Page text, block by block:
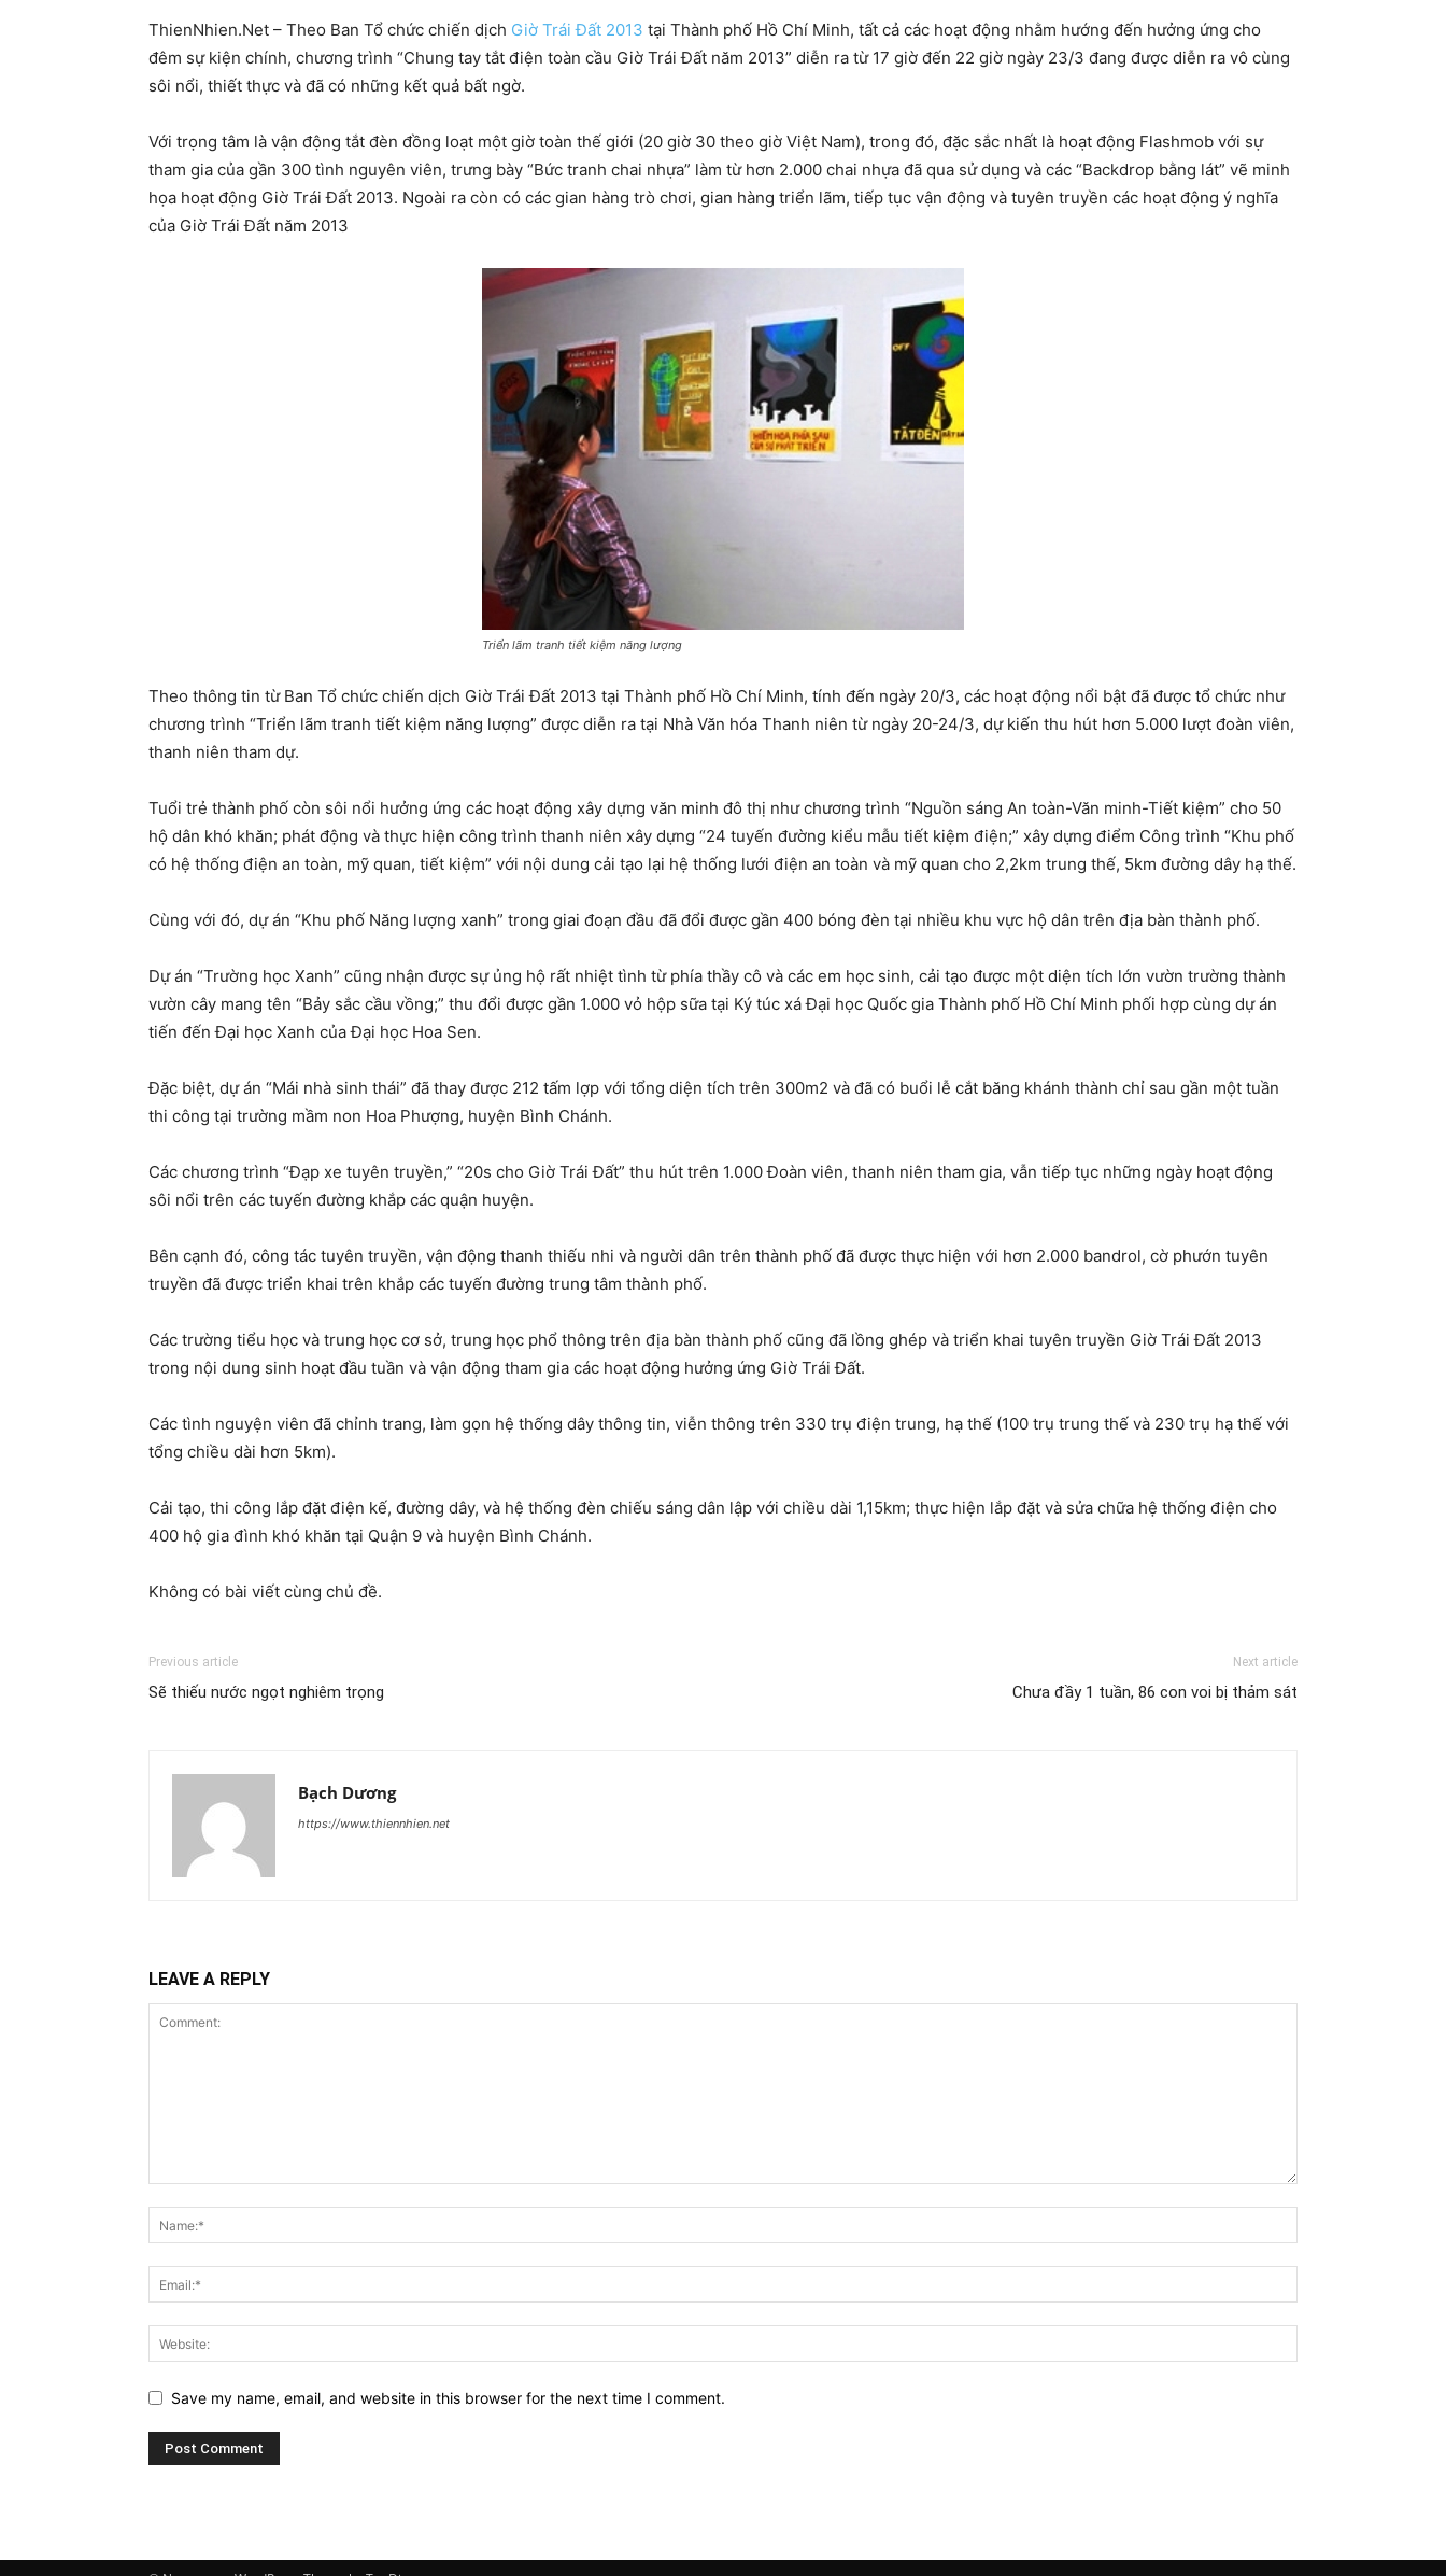
ThienNhien.Net – Theo Ban Tổ chức chiến dịch Giờ Trái Đất 2013 tại Thành phố Hồ Chí Minh, tất cả các hoạt động nhằm hướng đến hưởng ứng cho
đêm sự kiện chính, chương trình “Chung tay tắt điện toàn cầu Giờ Trái Đất năm 2013” diễn ra từ 17 giờ đến 22 giờ ngày 23/3 đang được diễn ra vô cùng
sôi nổi, thiết thực và đã có những kết quả bất ngờ.
Với trọng tâm là vận động tắt đèn đồng loạt một giờ toàn thế giới (20 giờ 30 theo giờ Việt Nam), trong đó, đặc sắc nhất là hoạt động Flashmob với sự
tham gia của gần 300 tình nguyên viên, trưng bày “Bức tranh chai nhựa” làm từ hơn 2.000 chai nhựa đã qua sử dụng và các “Backdrop bằng lát” vẽ minh
họa hoạt động Giờ Trái Đất 2013. Ngoài ra còn có các gian hàng trò chơi, gian hàng triển lãm, tiếp tục vận động và tuyên truyền các hoạt động ý nghĩa
của Giờ Trái Đất năm 2013
Triển lãm tranh tiết kiệm năng lượng
Theo thông tin từ Ban Tổ chức chiến dịch Giờ Trái Đất 2013 tại Thành phố Hồ Chí Minh, tính đến ngày 20/3, các hoạt động nổi bật đã được tổ chức như
chương trình “Triển lãm tranh tiết kiệm năng lượng” được diễn ra tại Nhà Văn hóa Thanh niên từ ngày 20-24/3, dự kiến thu hút hơn 5.000 lượt đoàn viên,
thanh niên tham dự.
Tuổi trẻ thành phố còn sôi nổi hưởng ứng các hoạt động xây dựng văn minh đô thị như chương trình “Nguồn sáng An toàn-Văn minh-Tiết kiệm” cho 50
hộ dân khó khăn; phát động và thực hiện công trình thanh niên xây dựng “24 tuyến đường kiểu mẫu tiết kiệm điện;” xây dựng điểm Công trình “Khu phố
có hệ thống điện an toàn, mỹ quan, tiết kiệm” với nội dung cải tạo lại hệ thống lưới điện an toàn và mỹ quan cho 2,2km trung thế, 5km đường dây hạ thế.
Cùng với đó, dự án “Khu phố Năng lượng xanh” trong giai đoạn đầu đã đổi được gần 400 bóng đèn tại nhiều khu vực hộ dân trên địa bàn thành phố.
Dự án “Trường học Xanh” cũng nhận được sự ủng hộ rất nhiệt tình từ phía thầy cô và các em học sinh, cải tạo được một diện tích lớn vườn trường thành
vườn cây mang tên “Bảy sắc cầu vồng;” thu đổi được gần 1.000 vỏ hộp sữa tại Ký túc xá Đại học Quốc gia Thành phố Hồ Chí Minh phối hợp cùng dự án
tiến đến Đại học Xanh của Đại học Hoa Sen.
Đặc biệt, dự án “Mái nhà sinh thái” đã thay được 212 tấm lợp với tổng diện tích trên 300m2 và đã có buổi lễ cắt băng khánh thành chỉ sau gần một tuần
thi công tại trường mầm non Hoa Phượng, huyện Bình Chánh.
Các chương trình “Đạp xe tuyên truyền,” “20s cho Giờ Trái Đất” thu hút trên 1.000 Đoàn viên, thanh niên tham gia, vẫn tiếp tục những ngày hoạt động
sôi nổi trên các tuyến đường khắp các quận huyện.
Bên cạnh đó, công tác tuyên truyền, vận động thanh thiếu nhi và người dân trên thành phố đã được thực hiện với hơn 2.000 bandrol, cờ phướn tuyên
truyền đã được triển khai trên khắp các tuyến đường trung tâm thành phố.
Các trường tiểu học và trung học cơ sở, trung học phổ thông trên địa bàn thành phố cũng đã lồng ghép và triển khai tuyên truyền Giờ Trái Đất 2013
trong nội dung sinh hoạt đầu tuần và vận động tham gia các hoạt động hưởng ứng Giờ Trái Đất.
Các tình nguyện viên đã chỉnh trang, làm gọn hệ thống dây thông tin, viễn thông trên 330 trụ điện trung, hạ thế (100 trụ trung thế và 230 trụ hạ thế với
tổng chiều dài hơn 5km).
Cải tạo, thi công lắp đặt điện kế, đường dây, và hệ thống đèn chiếu sáng dân lập với chiều dài 1,15km; thực hiện lắp đặt và sửa chữa hệ thống điện cho
400 hộ gia đình khó khăn tại Quận 9 và huyện Bình Chánh.
Không có bài viết cùng chủ đề.
Previous article
Sẽ thiếu nước ngọt nghiêm trọng
Next article
Chưa đầy 1 tuần, 86 con voi bị thảm sát
Bạch Dương
https://www.thiennhien.net
LEAVE A REPLY
Save my name, email, and website in this browser for the next time I comment.